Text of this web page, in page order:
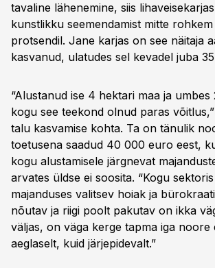
tavaline lähenemine, siis
kunstlikku seemendamist mitte rohkem
protsendil. Jane karjas on see näitaja
kasvanud, ulatudes sel kevadel juba
“Alustanud ise 4 hektari maa ja
kogu see teekond olnud paras
talu kasvamise kohta. Ta on tänulik
toetusena saadud 40 000 euro eest,
kogu alustamisele järgnevat
arvates üldse ei soosita. “Kogu
majanduses valitsev hoiak ja
nõutav ja riigi poolt pakutav on ikka
väljas, on väga kerge tapma iga noore
aeglaselt, kuid järjepidevalt.”